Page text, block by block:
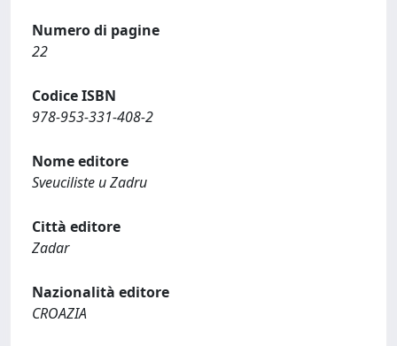
Numero di pagine
22
Codice ISBN
978-953-331-408-2
Nome editore
Sveuciliste u Zadru
Città editore
Zadar
Nazionalità editore
CROAZIA